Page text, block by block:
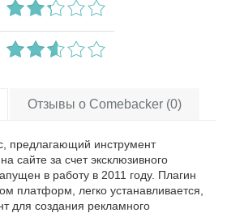
Отзывы о Comebacker (0)
предлагающий инструмент
сайте за счет эксклюзивного
в работу в 2011 году. Плагин
платформ, легко устанавливается,
для создания рекламного